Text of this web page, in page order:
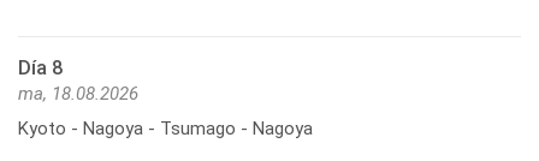
Día 8
ma, 18.08.2026
Kyoto - Nagoya - Tsumago - Nagoya